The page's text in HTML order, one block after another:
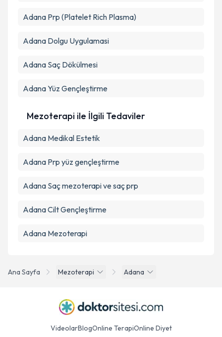
Ana Sayfa Mezoterapi Adana
Adana Prp (Platelet Rich Plasma)
Adana Dolgu Uygulamasi
Adana Saç Dökülmesi
Adana Yüz Gençleştirme
Mezoterapi ile İlgili Tedaviler
Adana Medikal Estetik
Adana Prp yüz gençleştirme
Adana Saç mezoterapi ve saç prp
Adana Cilt Gençleştirme
Adana Mezoterapi
VideolarBlogOnline TerapiOnline Diyet